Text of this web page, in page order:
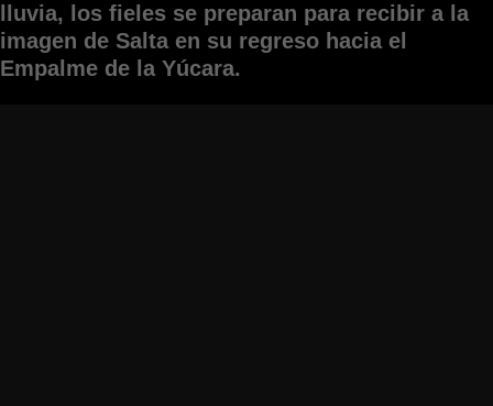
lluvia, los fieles se preparan para recibir a la
imagen de Salta en su regreso hacia el
Empalme de la Yúcara.